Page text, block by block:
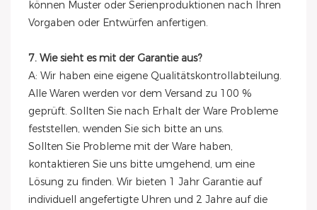
können Muster oder Serienproduktionen nach Ihren
Vorgaben oder Entwürfen anfertigen.
7. Wie sieht es mit der Garantie aus?
A: Wir haben eine eigene Qualitätskontrollabteilung.
Alle Waren werden vor dem Versand zu 100 %
geprüft. Sollten Sie nach Erhalt der Ware Probleme
feststellen, wenden Sie sich bitte an uns.
Sollten Sie Probleme mit der Ware haben,
kontaktieren Sie uns bitte umgehend, um eine
Lösung zu finden. Wir bieten 1 Jahr Garantie auf
individuell angefertigte Uhren und 2 Jahre auf die